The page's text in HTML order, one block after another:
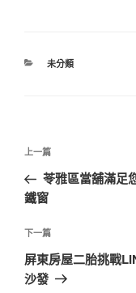
分
未分類
文
導
覽
上
一
篇
章
上一篇
苓雅區當舖滿足
鐵窗
下
一
篇
下一篇
屏東房屋二胎挑戰
沙發